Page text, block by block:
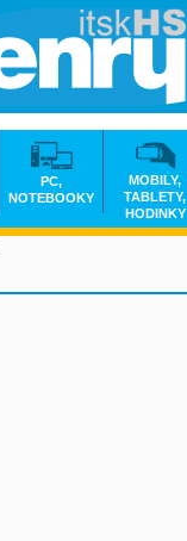
PC,
NOTEBOOKY
MOBILY,
TABLETY,
HODINKY